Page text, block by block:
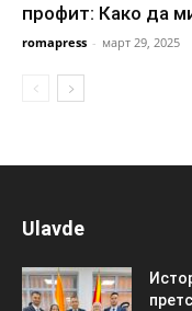
профит: Како да
romapress - март 29, 2025
Ulavde